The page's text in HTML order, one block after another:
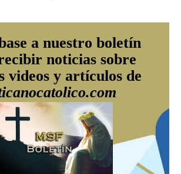
a nuestro boletín
noticias sobre
videos y artículos de